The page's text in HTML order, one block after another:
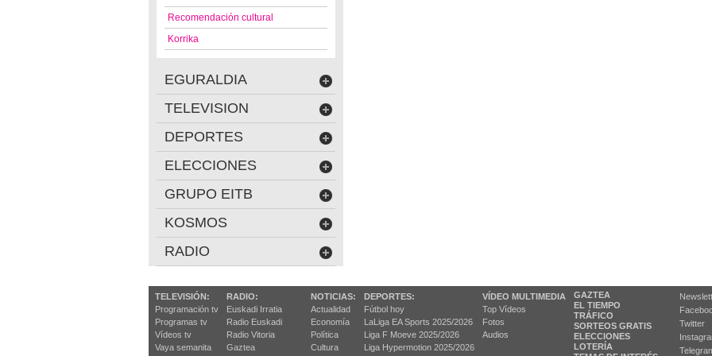
Recomendación cultural
Korrika
EGURALDIA
TELEVISION
DEPORTES
ELECCIONES
GRUPO EITB
KOSMOS
RADIO
TELEVISIÓN:
Programación tv
Programas tv
Vídeos tv
Vaya semanita
RADIO:
Euskadi Irratia
Radio Euskadi
Radio Vitoria
Gaztea
NOTICIAS:
Actualidad
Economía
Política
Cultura
DEPORTES:
Fútbol hoy
LaLiga EA Sports 2025/2026
Liga F Moeve 2025/2026
Liga Hypermotion 2025/2026
VÍDEO MULTIMEDIA
Top Vídeos
Fotos
Audios
GAZTEA
EL TIEMPO
TRÁFICO
SORTEOS GRATIS
ELECCIONES
LOTERÍA
Twitter